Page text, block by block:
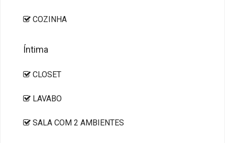
COZINHA
Íntima
CLOSET
LAVABO
SALA COM 2 AMBIENTES